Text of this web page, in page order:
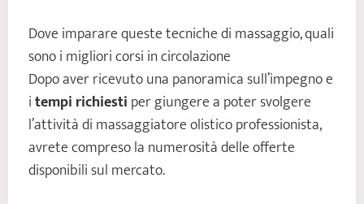
Dove imparare queste tecniche di massaggio, quali
sono i migliori corsi in circolazione
Dopo aver ricevuto una panoramica sull’impegno e
itempi richiesti per giungere a poter svolgere
l’attività di massaggiatore olistico professionista,
avrete compreso la numerosità delle offerte
disponibili sul mercato.